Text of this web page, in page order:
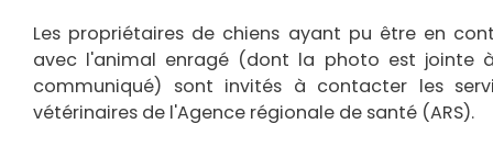
Les propriétaires de chiens ayant pu être en
avec l'animal enragé (dont la photo est jointe
communiqué) sont invités à contacter les
vétérinaires de l'Agence régionale de santé (ARS).